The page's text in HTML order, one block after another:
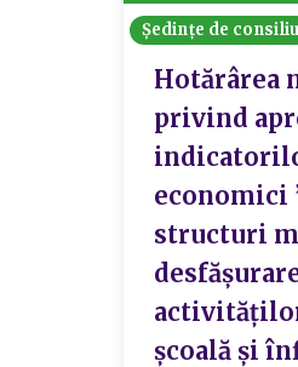
Ședințe de consiliu
Hotărârea
privind
economici
structuri
școală și